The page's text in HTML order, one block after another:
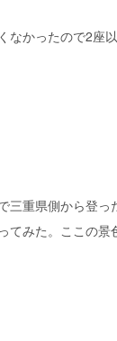
なかったので2座
三重県側から登っ
てみた。ここの景